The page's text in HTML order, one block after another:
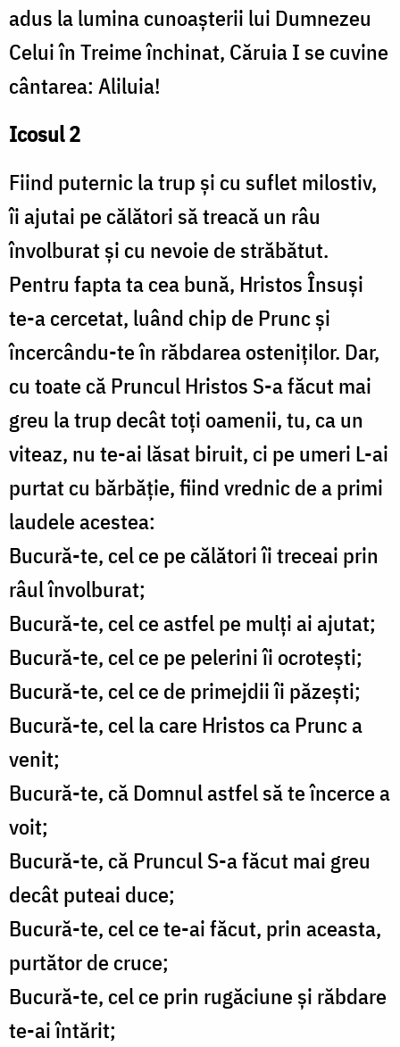
adus la lumina cunoașterii lui Dumnezeu
Celui în Treime închinat, Căruia I se cuvine
cântarea: Aliluia!
Icosul 2
Fiind puternic la trup și cu suflet milostiv,
îi ajutai pe călători să treacă un râu
învolburat și cu nevoie de străbătut.
Pentru fapta ta cea bună, Hristos Însuși
te-a cercetat, luând chip de Prunc și
încercându-te în răbdarea osteniților. Dar,
cu toate că Pruncul Hristos S-a făcut mai
greu la trup decât toți oamenii, tu, ca un
viteaz, nu te-ai lăsat biruit, ci pe umeri L-ai
purtat cu bărbăție, fiind vrednic de a primi
laudele acestea:
Bucură-te, cel ce pe călători îi treceai prin
râul învolburat;
Bucură-te, cel ce astfel pe mulți ai ajutat;
Bucură-te, cel ce pe pelerini îi ocrotești;
Bucură-te, cel ce de primejdii îi păzești;
Bucură-te, cel la care Hristos ca Prunc a
venit;
Bucură-te, că Domnul astfel să te încerce a
voit;
Bucură-te, că Pruncul S-a făcut mai greu
decât puteai duce;
Bucură-te, cel ce te-ai făcut, prin aceasta,
purtător de cruce;
Bucură-te, cel ce prin rugăciune și răbdare
te-ai întărit;